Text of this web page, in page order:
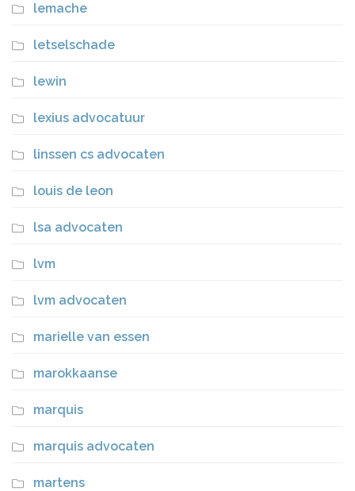
lemache
letselschade
lewin
lexius advocatuur
linssen cs advocaten
louis de leon
lsa advocaten
lvm
lvm advocaten
marielle van essen
marokkaanse
marquis
marquis advocaten
martens